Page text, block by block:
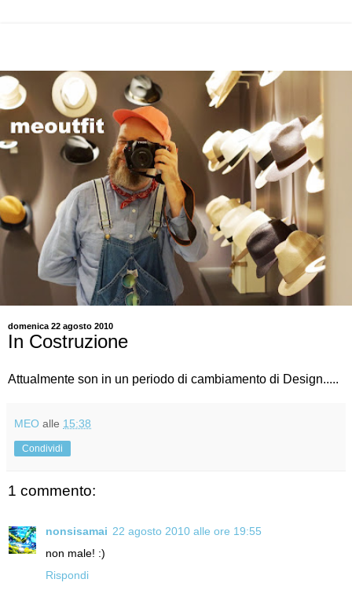
domenica 22 agosto 2010
In Costruzione
Attualmente son in un periodo di cambiamento di Design.....
MEO alle 15:38
Condividi
1 commento:
nonsisamai 22 agosto 2010 alle ore 19:55
non male! :)
Rispondi